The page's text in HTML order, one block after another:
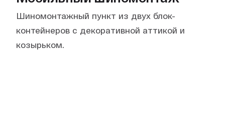
Шиномонтажный пункт из двух блок-
контейнеров с декоративной аттикой и
козырьком.